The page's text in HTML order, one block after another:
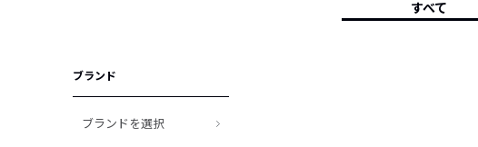
すべて
ブランド
ブランドを選択